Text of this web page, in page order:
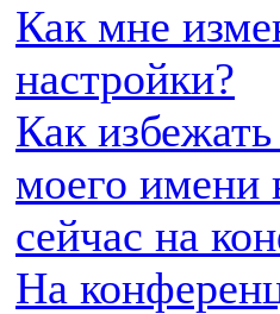
Как мне
настройки?
Как
моего имени
сейчас на
На